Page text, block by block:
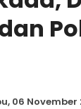
06 November